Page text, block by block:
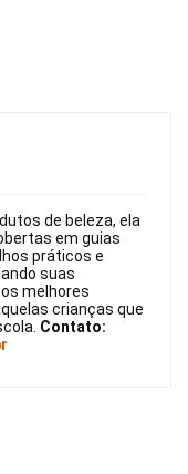
de beleza, ela
em guias
práticos e
suas
melhores
crianças que
Contato: